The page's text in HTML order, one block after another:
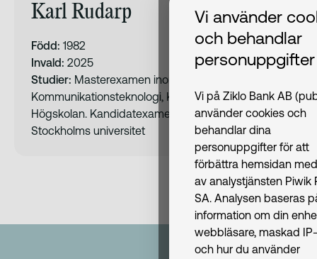
Karl Rudarp
Född: 1982
Invald: 2025
Studier: Masterexamen inom Informations- &
Kommunikationsteknologi, Kungliga Tekniska
Högskolan. Kandidatexamen inom Ekonomi,
Stockholms universitet
Vi använder
och behandlar
personuppgifter
Vi på Ziklo Bank AB
använder cookies och
behandlar dina
personuppgifter för att
förbättra hemsidan
av analystjänsten Piwik
SA. Analysen baseras
information om din
webbläsare, maskad
och hur du använder